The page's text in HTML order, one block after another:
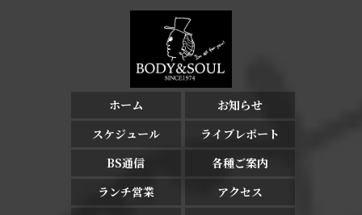
ホーム
お知らせ
スケジュール
ライブレポート
BS通信
各種ご案内
ランチ営業
アクセス